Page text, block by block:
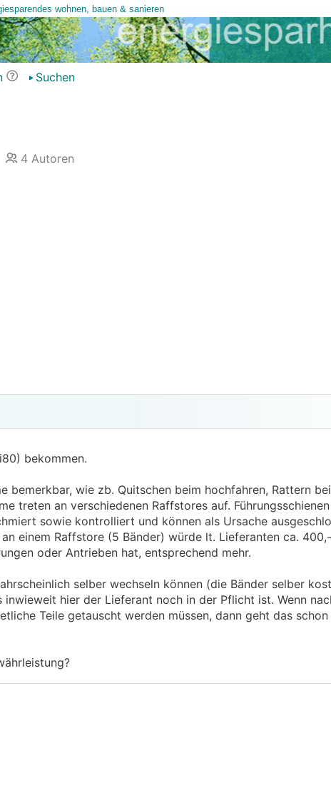
Suchen
4Autoren
bekommen.
bemerkbar, wie zb. Quitschen beim hochfahren, Rattern
treten an verschiedenen Raffstores auf.
sowie kontrolliert und können als Ursache
einem Raffstore (5 Bänder) würde lt. Lieferanten ca.
oder Antrieben hat, entsprechend mehr.
selber wechseln können (die Bänder selber
hier der Lieferant noch in der Pflicht ist. Wenn
Teile getauscht werden müssen, dann geht das